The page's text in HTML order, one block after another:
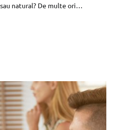
natural? De multe ori…